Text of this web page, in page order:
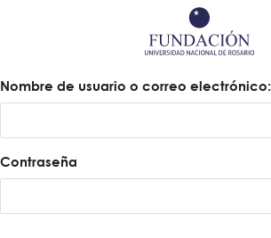
Nombre de usuario o correo electrónico:
Contraseña